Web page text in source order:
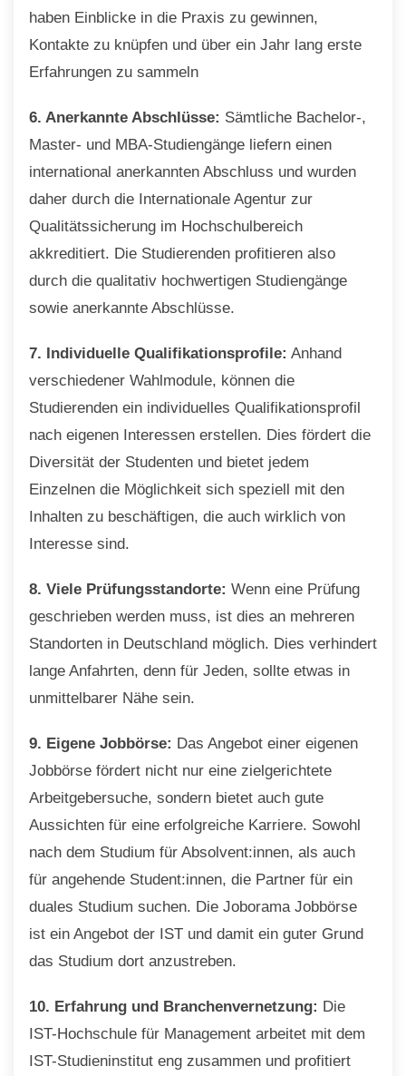
haben Einblicke in die Praxis zu gewinnen,
Kontakte zu knüpfen und über ein Jahr lang erste
Erfahrungen zu sammeln
6. Anerkannte Abschlüsse: Sämtliche Bachelor-,
Master- und MBA-Studiengänge liefern einen
international anerkannten Abschluss und wurden
daher durch die Internationale Agentur zur
Qualitätssicherung im Hochschulbereich
akkreditiert. Die Studierenden profitieren also
durch die qualitativ hochwertigen Studiengänge
sowie anerkannte Abschlüsse.
7. Individuelle Qualifikationsprofile: Anhand
verschiedener Wahlmodule, können die
Studierenden ein individuelles Qualifikationsprofil
nach eigenen Interessen erstellen. Dies fördert die
Diversität der Studenten und bietet jedem
Einzelnen die Möglichkeit sich speziell mit den
Inhalten zu beschäftigen, die auch wirklich von
Interesse sind.
8. Viele Prüfungsstandorte: Wenn eine Prüfung
geschrieben werden muss, ist dies an mehreren
Standorten in Deutschland möglich. Dies verhindert
lange Anfahrten, denn für Jeden, sollte etwas in
unmittelbarer Nähe sein.
9. Eigene Jobbörse: Das Angebot einer eigenen
Jobbörse fördert nicht nur eine zielgerichtete
Arbeitgebersuche, sondern bietet auch gute
Aussichten für eine erfolgreiche Karriere. Sowohl
nach dem Studium für Absolvent:innen, als auch
für angehende Student:innen, die Partner für ein
duales Studium suchen. Die Joborama Jobbörse
ist ein Angebot der IST und damit ein guter Grund
das Studium dort anzustreben.
10. Erfahrung und Branchenvernetzung: Die
IST-Hochschule für Management arbeitet mit dem
IST-Studieninstitut eng zusammen und profitiert